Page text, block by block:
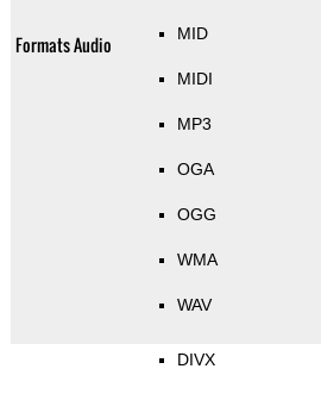
Formats Audio MID
MIDI
MP3
OGA
OGG
WMA
WAV
DIVX